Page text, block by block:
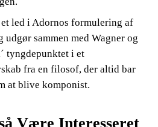
led i Adornos formulering af
udgør sammen med Wagner og
tyngdepunktet i et
fra en filosof, der altid bar
at blive komponist.
Være Interesseret